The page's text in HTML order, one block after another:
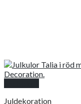
Juldekoration